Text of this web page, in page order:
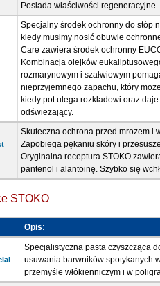
Posiada właściwości regeneracyjne.
Specjalny środek ochronny do stóp
kiedy musimy nosić obuwie
Care zawiera środek ochronny
Kombinacja olejków
rozmarynowym i szałwiowym
nieprzyjemnego zapachu, który
kiedy pot ulega rozkładowi oraz daje
odświeżający.
Skuteczna ochrona przed mrozem i
Zapobiega pękaniu skóry i
Oryginalna receptura STOKO
pantenol i alantoinę. Szybko się
STOKO
Opis:
Specjalistyczna pasta czyszcząca
usuwania barwników spotykanych
przemyśle włókienniczym i w